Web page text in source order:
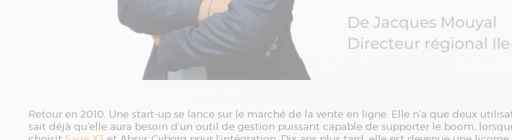
Retour en 2010. Une start-up se lance sur le marché de la vente en ligne. Elle n’a que deux
sait déjà qu’elle aura besoin d’un outil de gestion puissant capable de supporter le boom,